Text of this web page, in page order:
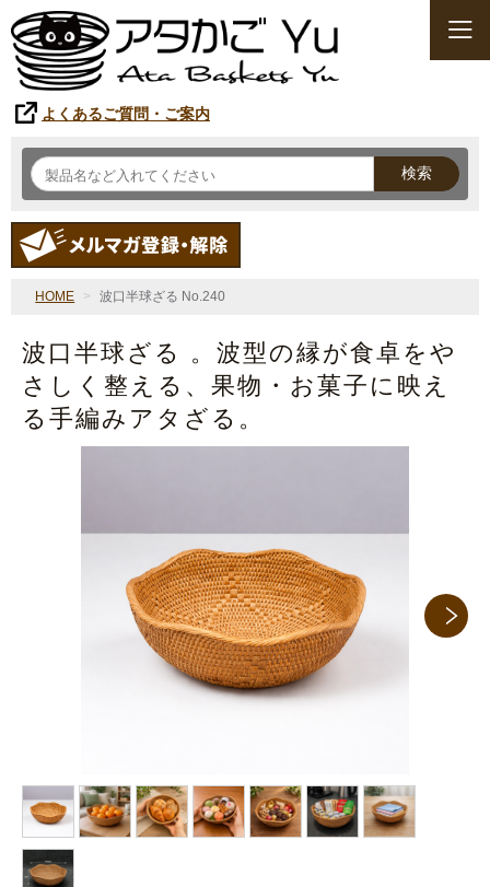
よくあるご質問・ご案内
検索
HOME 波口半球ざる No.240
波口半球ざる 。波型の縁が食卓をや
さしく整える、果物・お菓子に映え
る手編みアタざる。